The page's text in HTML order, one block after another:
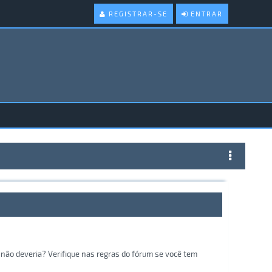
ENTRAR
REGISTRAR-SE
deveria? Verifique nas regras do fórum se você tem